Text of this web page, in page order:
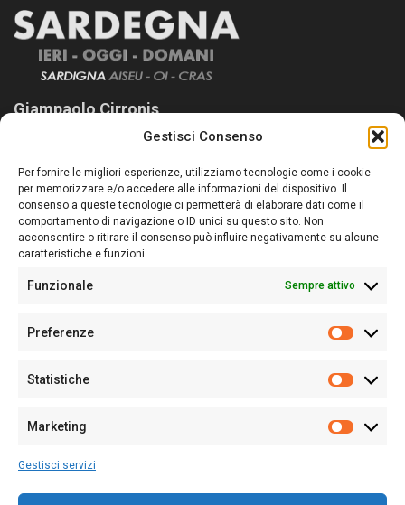
Gestisci Consenso
Per fornire le migliori esperienze, utilizziamo tecnologie come i cookie
per memorizzare e/o accedere alle informazioni del dispositivo. Il
consenso a queste tecnologie ci permetterà di elaborare dati come il
comportamento di navigazione o ID unici su questo sito. Non
acconsentire o ritirare il consenso può influire negativamente su alcune
caratteristiche e funzioni.
Funzionale Sempre attivo
Preferenze
Statistiche
Marketing
Gestisci servizi
Giampaolo Cirronis
Sardegna Ieri-Oggi-Domani nasce per informare “liberamente” i
lettori su quanto accade in Sardegna, con un occhio rivolto al
nostro passato e, soprattutto, al nostro futuro
Follow Us
Sede:Via Cristoforo Colombo 09013 Carbonia
Partita IVA02270380922
128/2020 del 10/02/2020
Per la Pubblicità: